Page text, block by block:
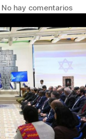
er
e
st
m
p
ar
tir
No hay comentariosen
que
otra
en